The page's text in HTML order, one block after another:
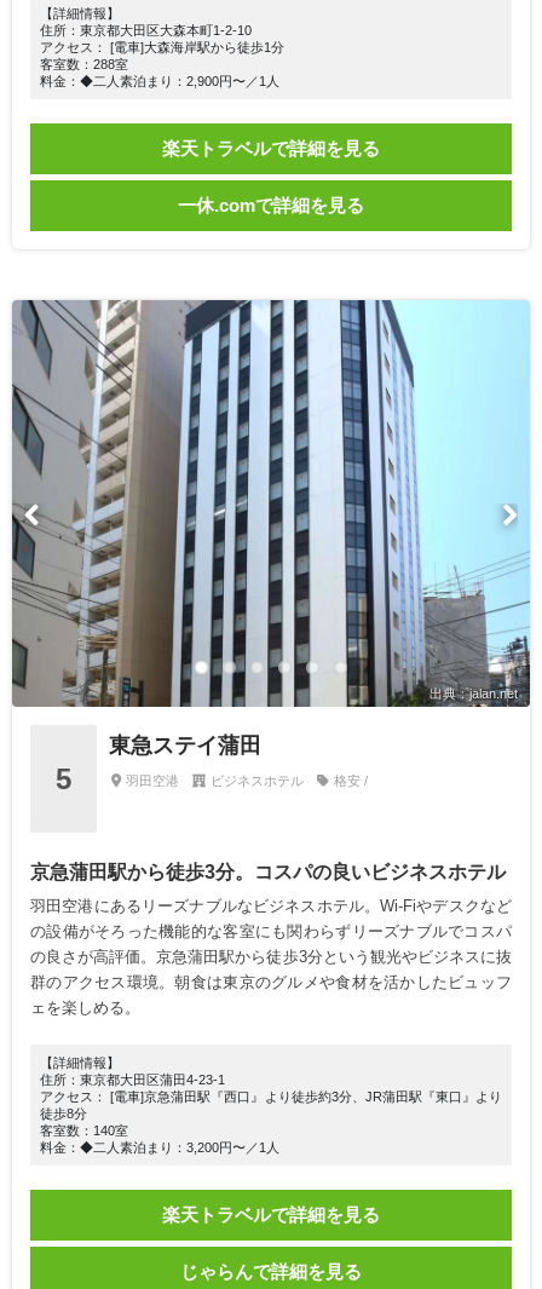
【詳細情報】
住所：東京都大田区大森本町1-2-10
アクセス： [電車]大森海岸駅から徒歩1分
客室数：288室
料金：◆二人素泊まり：2,900円〜／1人
楽天トラベルで詳細を見る
一休.comで詳細を見る
出典：jalan.net
5
東急ステイ蒲田
羽田空港 ビジネスホテル 格安 /
京急蒲田駅から徒歩3分。コスパの良いビジネスホテル
羽田空港にあるリーズナブルなビジネスホテル。Wi-Fiやデスクなど
の設備がそろった機能的な客室にも関わらずリーズナブルでコスパ
の良さが高評価。京急蒲田駅から徒歩3分という観光やビジネスに抜
群のアクセス環境。朝食は東京のグルメや食材を活かしたビュッフ
ェを楽しめる。
【詳細情報】
住所：東京都大田区蒲田4-23-1
アクセス： [電車]京急蒲田駅『西口』より徒歩約3分、JR蒲田駅『東口』より
徒歩8分
客室数：140室
料金：◆二人素泊まり：3,200円〜／1人
楽天トラベルで詳細を見る
じゃらんで詳細を見る